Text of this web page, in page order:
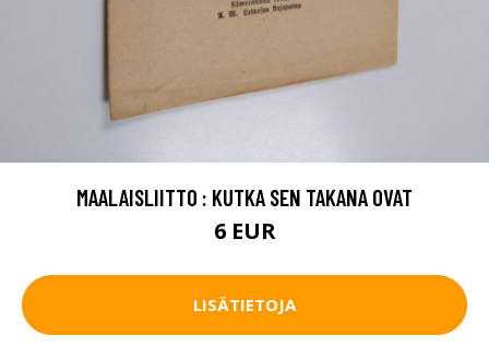
MAALAISLIITTO : KUTKA SEN TAKANA OVAT
6 EUR
LISÄTIETOJA